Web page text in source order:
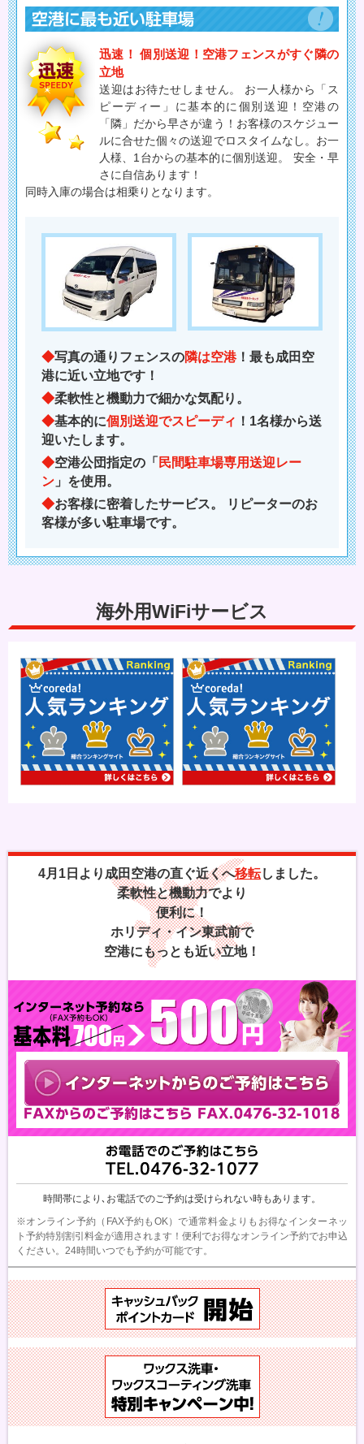
迅速！ 個別送迎！空港フェンスがすぐ隣の
立地
送迎はお待たせしません。 お一人様から「ス
ピーディー」に基本的に個別送迎！空港の
「隣」だから早さが違う！お客様のスケジュー
ルに合せた個々の送迎でロスタイムなし。お一
人様、1台からの基本的に個別送迎。 安全・早
さに自信あります！
同時入庫の場合は相乗りとなります。
写真の通りフェンスの隣は空港！最も成田空
港に近い立地です！
柔軟性と機動力で細かな気配り。
基本的に個別送迎でスピーディ ！1名様から送
迎いたします。
空港公団指定の「 民間駐車場専用送迎レー
ン 」を使用。
お客様に密着したサービス。 リピーターのお
客様が多い駐車場です。
海外用WiFiサービス
4月1日より成田空港の直ぐ近くへ移転しました。
柔軟性と機動力でより
便利に！
ホリディ・イン東武前で
空港にもっとも近い立地！
時間帯により､ お電話でのご予約は受けられない時もあります。
※オンライン予約（FAX予約もOK）で通常料金よりもお得なインターネッ
ト予約特別割引料金が適用されます！便利でお得なオンライン予約でお申込
ください。24時間いつでも予約が可能です。